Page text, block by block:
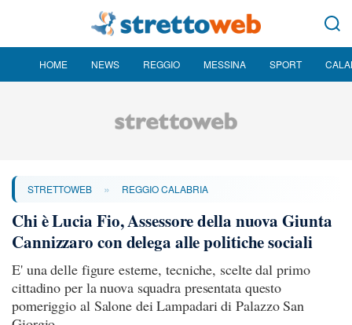
HOME NEWS REGGIO MESSINA SPORT
STRETTOWEB » REGGIO CALABRIA
Chi è Lucia Fio, Assessore della nuova Giunta
Cannizzaro con delega alle politiche sociali
E' una delle figure esterne, tecniche, scelte dal primo
cittadino per la nuova squadra presentata questo
pomeriggio al Salone dei Lampadari di Palazzo San